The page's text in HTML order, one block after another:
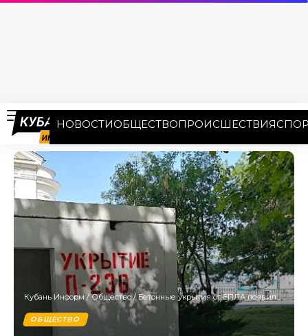
НОВОСТИОБЩЕСТВОПРОИСШЕСТВИЯ
Кубань Информ /Общество/Бетонные укрытия от БПЛА появились на нескольких АЗС в Сириусе
ОБЩЕСТВО